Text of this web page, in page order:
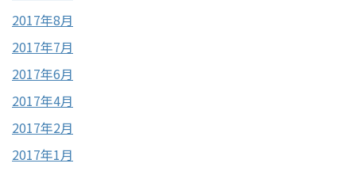
2017年8月
2017年7月
2017年6月
2017年4月
2017年2月
2017年1月